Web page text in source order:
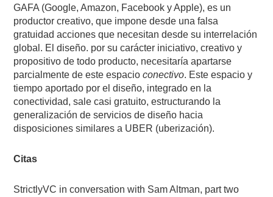
GAFA (Google, Amazon, Facebook y Apple), es un
productor creativo, que impone desde una falsa
gratuidad acciones que necesitan desde su interrelación
global. El diseño. por su carácter iniciativo, creativo y
propositivo de todo producto, necesitaría apartarse
parcialmente de este espacioconectivo. Este espacio y
tiempo aportado por el diseño, integrado en la
conectividad, sale casi gratuito, estructurando la
generalización de servicios de diseño hacia
disposiciones similares a UBER (uberización).
Citas
StrictlyVC in conversation with Sam Altman, part two